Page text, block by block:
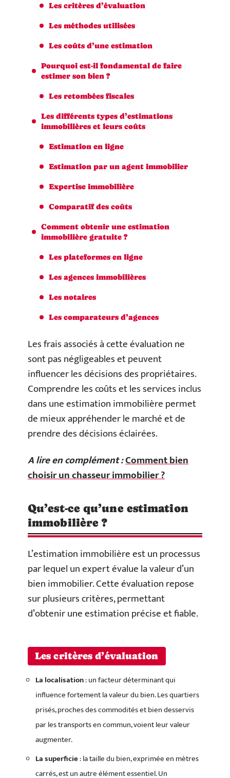
Les critères d’évaluation
Les méthodes utilisées
Les coûts d’une estimation
Pourquoi est-il fondamental de faire
estimer son bien ?
Les retombées fiscales
Les différents types d’estimations
immobilières et leurs coûts
Estimation en ligne
Estimation par un agent immobilier
Expertise immobilière
Comparatif des coûts
Comment obtenir une estimation
immobilière gratuite ?
Les plateformes en ligne
Les agences immobilières
Les notaires
Les comparateurs d’agences
Les frais associés à cette évaluation ne
sont pas négligeables et peuvent
influencer les décisions des propriétaires.
Comprendre les coûts et les services inclus
dans une estimation immobilière permet
de mieux appréhender le marché et de
prendre des décisions éclairées.
A lire en complément :Comment bien
choisir un chasseur immobilier ?
Qu’est-ce qu’une estimation
immobilière ?
L’estimation immobilière est un processus
par lequel un expert évalue la valeur d’un
bien immobilier. Cette évaluation repose
sur plusieurs critères, permettant
d’obtenir une estimation précise et fiable.
Les critères d’évaluation
La localisation: un facteur déterminant qui
influence fortement la valeur du bien. Les quartiers
prisés, proches des commodités et bien desservis
par les transports en commun, voient leur valeur
augmenter.
La superficie: la taille du bien, exprimée en mètres
carrés, est un autre élément essentiel. Un